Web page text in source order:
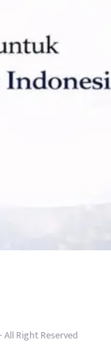
Right Reserved